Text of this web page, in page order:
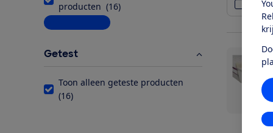
producten (16)
Meer informatie
Getest
Toon alleen geteste producten
(16)